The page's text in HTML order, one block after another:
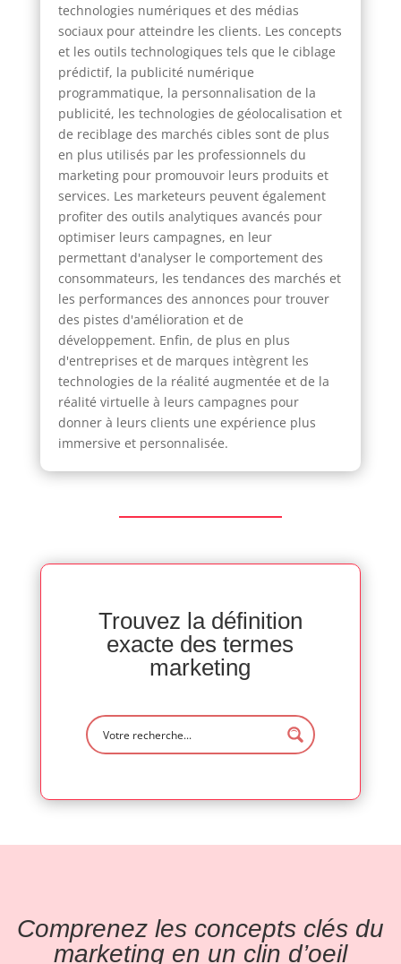
technologies numériques et des médias
sociaux pour atteindre les clients. Les concepts
et les outils technologiques tels que le ciblage
prédictif, la publicité numérique
programmatique, la personnalisation de la
publicité, les technologies de géolocalisation et
de reciblage des marchés cibles sont de plus
en plus utilisés par les professionnels du
marketing pour promouvoir leurs produits et
services. Les marketeurs peuvent également
profiter des outils analytiques avancés pour
optimiser leurs campagnes, en leur
permettant d'analyser le comportement des
consommateurs, les tendances des marchés et
les performances des annonces pour trouver
des pistes d'amélioration et de
développement. Enfin, de plus en plus
d'entreprises et de marques intègrent les
technologies de la réalité augmentée et de la
réalité virtuelle à leurs campagnes pour
donner à leurs clients une expérience plus
immersive et personnalisée.
Trouvez la définition
exacte des termes
marketing
Comprenez les concepts clés du
marketing en un clin d’oeil